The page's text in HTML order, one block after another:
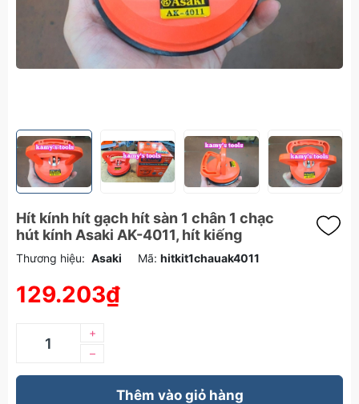
Hít kính hít gạch hít sàn 1 chân 1 chạc
hút kính Asaki AK-4011, hít kiếng
Thương hiệu: Asaki Mã: hitkit1chauak4011
129.203₫
–
+
Thêm vào giỏ hàng